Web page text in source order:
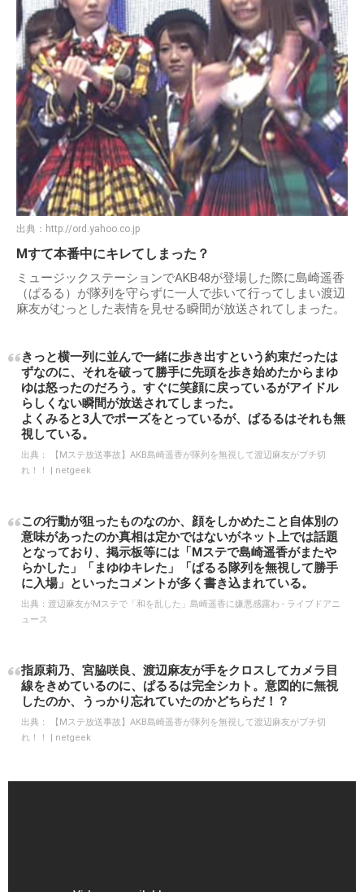
出典： http://ord.yahoo.co.jp
Mすて本番中にキレてしまった？
ミュージックステーションでAKB48が登場した際に島崎遥香
（ぱるる）が隊列を守らずに一人で歩いて行ってしまい渡辺
麻友がむっとした表情を見せる瞬間が放送されてしまった。
きっと横一列に並んで一緒に歩き出すという約束だったは
ずなのに、それを破って勝手に先頭を歩き始めたからまゆ
ゆは怒ったのだろう。すぐに笑顔に戻っているがアイドル
らしくない瞬間が放送されてしまった。
よくみると3人でポーズをとっているが、ぱるるはそれも無
視している。
出典：
【Mステ放送事故】AKB島崎遥香が隊列を無視して渡辺麻友がブチ切
れ！！ | netgeek
この行動が狙ったものなのか、顔をしかめたこと自体別の
意味があったのか真相は定かではないがネット上では話題
となっており、掲示板等には「Mステで島崎遥香がまたや
らかした」「まゆゆキレた」「ぱるる隊列を無視して勝手
に入場」といったコメントが多く書き込まれている。
出典： 渡辺麻友がMステで「和を乱した」島崎遥香に嫌悪感露わ - ライブドアニ
ュース
指原莉乃、宮脇咲良、渡辺麻友が手をクロスしてカメラ目
線をきめているのに、ぱるるは完全シカト。意図的に無視
したのか、うっかり忘れていたのかどちらだ！？
出典：
【Mステ放送事故】AKB島崎遥香が隊列を無視して渡辺麻友がブチ切
れ！！ | netgeek